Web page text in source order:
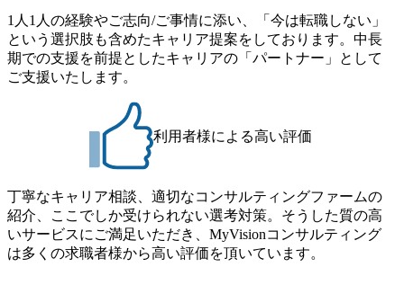
サルティング経験5年以上 ● 戦略コンサルタント ・4年生大
学卒業に限る ・以下のいずれかの実務経験を有する方
- MBB及び戦略ファームでのコンサルティング経験2年以
上 - BIG4のStrategy部門におけるコンサルティング経験2
プし、バイタリティーを持ってチャレンジできる方 ・自ら
コンサル業界やクライアント動向を把握し、クライアント
や自社への提案などに積極的に関わることができる方 ・ス
ケジューリング(優先順位付け含む)など、ビジネスベーシッ
クスキルが習得できている方
の上参加者を決定させていただきます。ご了承ください。
● 当日の流れ 受付 → 会社説明会 → 面接(会社説明会終了
後、随時ご案内) ※全てリモートにて実施します。 ※参加
される方に個別に当日の面接案内をお送りいたします。 ※
通常の選考フローと異なり、事前に適性検査をご受検いた
だきます。 ● 詳細 デジタルイノベーション事業部でのポジ
ションサーチになります。 ご経験やスキル、そして適性や
志向性に合わせて、以下のいずれかの役割でご活躍いただ
きます。 ※本求人はレバテック株式会社の雇用となりま
す。 ＜ITコンサルタント＞ Webアプリケーション、SaaS系
の領域において、大手・ベンチャー・スタートアップ企業
に対する課題解決支援を行います。 直近の案件では、大規
模基幹システムにおける最上流のPoC(概念実証)支援から構
1人1人の経験やご志向/ご事情に添い、「今は転職しない」
という選択肢も含めたキャリア提案をしております。中長
期での支援を前提としたキャリアの「パートナー」として
ご支援いたします。
利用者様による高い評価
丁寧なキャリア相談、適切なコンサルティングファームの
紹介、ここでしか受けられない選考対策。そうした質の高
いサービスにご満足いただき、MyVisionコンサルティング
は多くの求職者様から高い評価を頂いています。